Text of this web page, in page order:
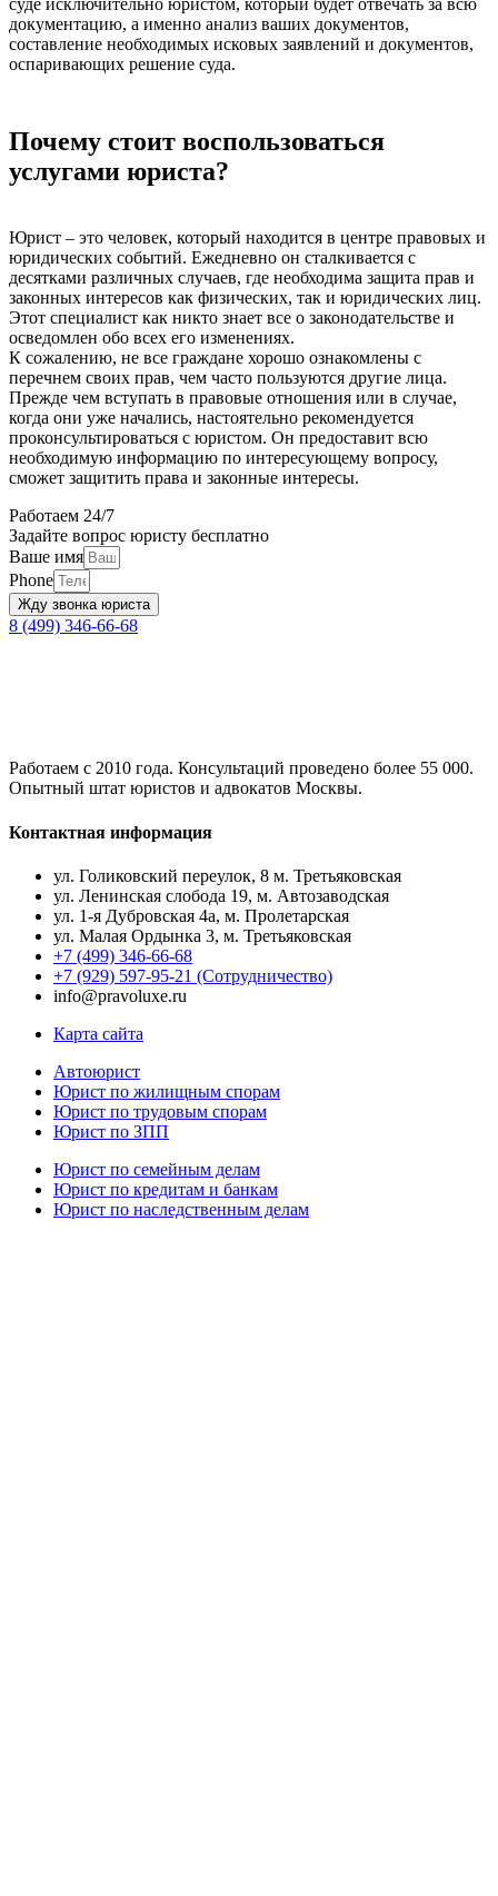
документацию, а именно анализ ваших документов,
составление необходимых исковых заявлений и документов,
оспаривающих решение суда.
Почему стоит воспользоваться
услугами юриста?
Юрист – это человек, который находится в центре правовых и
юридических событий. Ежедневно он сталкивается с
десятками различных случаев, где необходима защита прав и
законных интересов как физических, так и юридических лиц.
Этот специалист как никто знает все о законодательстве и
осведомлен обо всех его изменениях.
К сожалению, не все граждане хорошо ознакомлены с
перечнем своих прав, чем часто пользуются другие лица.
Прежде чем вступать в правовые отношения или в случае,
когда они уже начались, настоятельно рекомендуется
проконсультироваться с юристом. Он предоставит всю
необходимую информацию по интересующему вопросу,
сможет защитить права и законные интересы.
Работаем 24/7
Задайте вопрос юристу бесплатно
Ваше имя
Phone
Жду звонка юриста
8 (499) 346-66-68
Работаем с 2010 года. Консультаций проведено более 55 000.
Опытный штат юристов и адвокатов Москвы.
Контактная информация
ул. Голиковский переулок, 8 м. Третьяковская
ул. Ленинская слобода 19, м. Автозаводская
ул. 1-я Дубровская 4а, м. Пролетарская
ул. Малая Ордынка 3, м. Третьяковская
+7 (499) 346-66-68
+7 (929) 597-95-21 (Сотрудничество)
info@pravoluxe.ru
Карта сайта
Автоюрист
Юрист по жилищным спорам
Юрист по трудовым спорам
Юрист по ЗПП
Юрист по семейным делам
Юрист по кредитам и банкам
Юрист по наследственным делам